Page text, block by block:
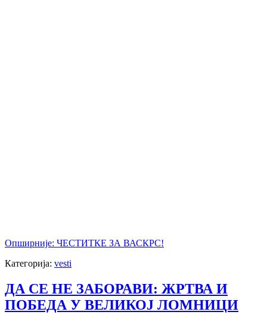
Опширније: ЧЕСТИТКЕ ЗА ВАСКРС!
Категорија: vesti
ДА СЕ НЕ ЗАБОРАВИ: ЖРТВА И
ПОБЕДА У ВЕЛИКОЈ ЛОМНИЦИ